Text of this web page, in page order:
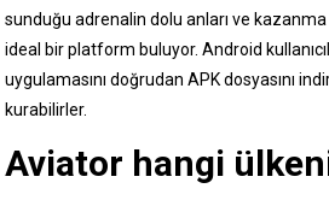
sunduğu adrenalin dolu anları ve
ideal bir platform buluyor. Android
uygulamasını doğrudan APK dosyasını
kurabilirler.
Aviator hangi